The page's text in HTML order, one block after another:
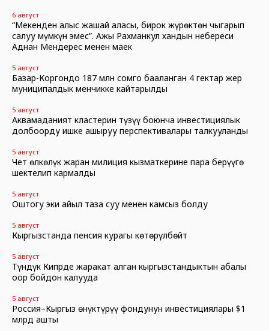
6 август
“Мекенден алыс жашай аласың, бирок жүрөктөн чыгарып
салуу мүмкүн эмес”. Ажы Рахманкул хандын небереси
Аднан Мендерес менен маек
5 август
Базар-Коргондо 187 млн сомго бааланган 4 гектар жер
муниципалдык менчикке кайтарылды
5 август
Аквамаданият кластерин түзүү боюнча инвестициялык
долбоорду ишке ашыруу перспективалары талкууланды
5 август
Чет өлкөлүк жаран милиция кызматкерине пара берүүгө
шектелип кармалды
5 август
Оштогу эки айыл таза суу менен камсыз болду
5 август
Кыргызстанда пенсия курагы көтөрүлбөйт
5 август
Түндүк Кипрде жаракат алган кыргызстандыктын абалы
оор бойдон калууда
5 август
Россия–Кыргыз өнүктүрүү фондунун инвестициялары $1
млрд ашты